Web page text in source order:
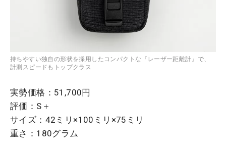
持ちやすい独自の形状を採用したコンパクトな『レーザー距離計』で、
計測スピードもトップクラス
実勢価格：51,700円
評価：S＋
サイズ：42ミリ×100ミリ×75ミリ
重さ：180グラム